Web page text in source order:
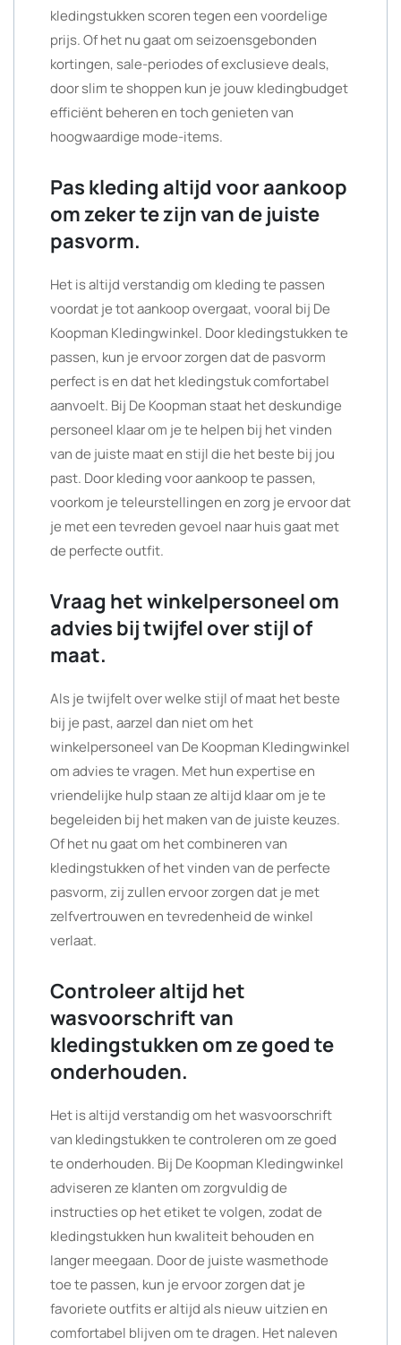
kledingstukken scoren tegen een voordelige
prijs. Of het nu gaat om seizoensgebonden
kortingen, sale-periodes of exclusieve deals,
door slim te shoppen kun je jouw kledingbudget
efficiënt beheren en toch genieten van
hoogwaardige mode-items.
Pas kleding altijd voor aankoop
om zeker te zijn van de juiste
pasvorm.
Het is altijd verstandig om kleding te passen
voordat je tot aankoop overgaat, vooral bij De
Koopman Kledingwinkel. Door kledingstukken te
passen, kun je ervoor zorgen dat de pasvorm
perfect is en dat het kledingstuk comfortabel
aanvoelt. Bij De Koopman staat het deskundige
personeel klaar om je te helpen bij het vinden
van de juiste maat en stijl die het beste bij jou
past. Door kleding voor aankoop te passen,
voorkom je teleurstellingen en zorg je ervoor dat
je met een tevreden gevoel naar huis gaat met
de perfecte outfit.
Vraag het winkelpersoneel om
advies bij twijfel over stijl of
maat.
Als je twijfelt over welke stijl of maat het beste
bij je past, aarzel dan niet om het
winkelpersoneel van De Koopman Kledingwinkel
om advies te vragen. Met hun expertise en
vriendelijke hulp staan ze altijd klaar om je te
begeleiden bij het maken van de juiste keuzes.
Of het nu gaat om het combineren van
kledingstukken of het vinden van de perfecte
pasvorm, zij zullen ervoor zorgen dat je met
zelfvertrouwen en tevredenheid de winkel
verlaat.
Controleer altijd het
wasvoorschrift van
kledingstukken om ze goed te
onderhouden.
Het is altijd verstandig om het wasvoorschrift
van kledingstukken te controleren om ze goed
te onderhouden. Bij De Koopman Kledingwinkel
adviseren ze klanten om zorgvuldig de
instructies op het etiket te volgen, zodat de
kledingstukken hun kwaliteit behouden en
langer meegaan. Door de juiste wasmethode
toe te passen, kun je ervoor zorgen dat je
favoriete outfits er altijd als nieuw uitzien en
comfortabel blijven om te dragen. Het naleven